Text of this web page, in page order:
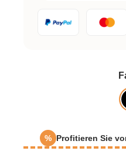
% Profitieren Sie